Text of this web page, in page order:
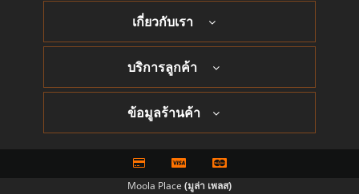
เกี่ยวกับเรา
บริการลูกค้า
ข้อมูลร้านค้า
Moola Place (มูล่า เพลส)